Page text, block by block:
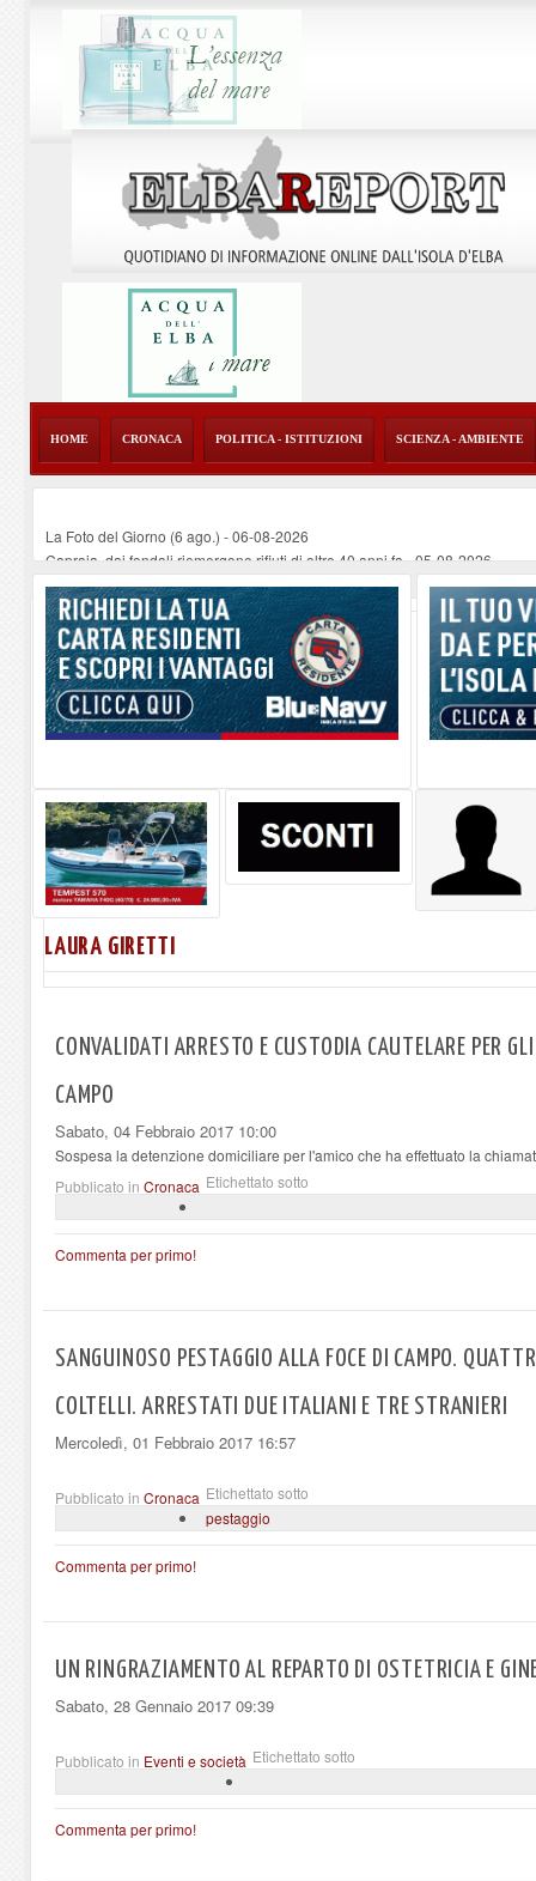
HOME CRONACA POLITICA - ISTITUZIONI SCIENZA - AMBIENTE
La Foto del Giorno (6 ago.) -06-08-2026
Capraia, dai fondali riemergono rifiuti di oltre 40 anni fa-05-08-2026
Sulla spiaggia di Marciana Marina prove di salvataggio e primo soccorso
Rotta Elba–Bali: il viaggio impossibile di Moira Lena Tassi approda al
Il 9 e 11 agosto, due passeggiate alla scoperta di chiese, santi, antichi
LAURA GIRETTI
CONVALIDATI ARRESTO E CUSTODIA CAUTELARE PER
CAMPO
Sabato, 04 Febbraio 2017 10:00
Sospesa la detenzione domiciliare per l'amico che ha effettuato la
Pubblicato in Cronaca Etichettato sotto
Commenta per primo!
SANGUINOSO PESTAGGIO ALLA FOCE DI CAMPO.
COLTELLI. ARRESTATI DUE ITALIANI E TRE STRANIERI
Mercoledì, 01 Febbraio 2017 16:57
Pubblicato in Cronaca Etichettato sotto
pestaggio
Commenta per primo!
UN RINGRAZIAMENTO AL REPARTO DI OSTETRICIA E
Sabato, 28 Gennaio 2017 09:39
Pubblicato in Eventi e società Etichettato sotto
Commenta per primo!